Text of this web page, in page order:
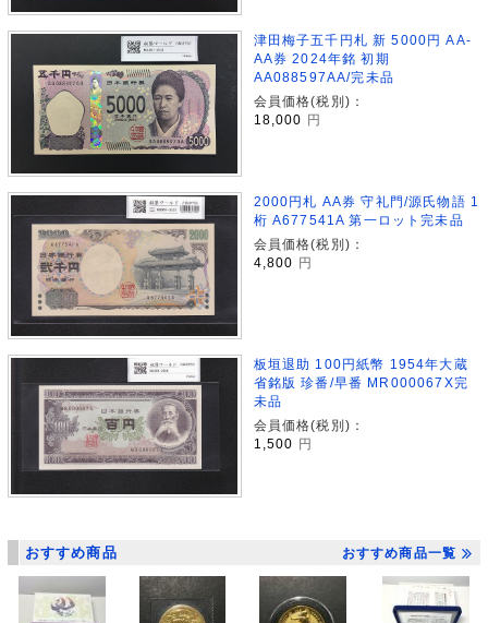
津田梅子五千円札 新 5000円 AA-
AA券 2024年銘 初期
AA088597AA/完未品
会員価格(税別)：
18,000 円
2000円札 AA券 守礼門/源氏物語 1
桁 A677541A 第一ロット完未品
会員価格(税別)：
4,800
円
板垣退助 100円紙幣 1954年大蔵
省銘版 珍番/早番 MR000067X完
未品
会員価格(税別)：
1,500 円
おすすめ商品 おすすめ商品一覧